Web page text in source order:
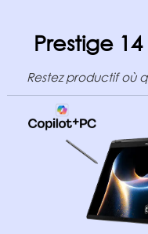
Prestige 14
Restez productif où